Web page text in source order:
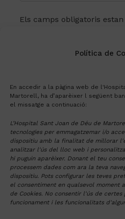
Política de
En accedir a la pàgina web de
Martorell, ha d’aparèixer l següent
el missatge a continuació:
L’Hospital Sant Joan de Déu de
tecnologies per emmagatzemar i/o
dispositiu amb la finalitat de millorar
analitzar l'ús del lloc web i
hi puguin aparèixer. Donant el teu
processem dades com ara la teva
dispositiu. Pots configurar les teves
el consentiment en qualsevol moment
de Cookies. No consentir l'ús de
funcionament i les funcionalitats
Els camps obligatoris
protecció de dadesi
Tornar al llistat de Places
FHSJDM
Alternative:
FUNDACIÓ HOSPITAL
SANT JOAN DE DÉU DE MARTORELL
Av. Mancomunitats Comarcals 1-3
Martorell (08760)
oblit i dret a
Privacitat.
drets
(contacte)
matèria de
, i al domicili
en el seu cas.
Informació
addicional
Pot consultar
Privacitat